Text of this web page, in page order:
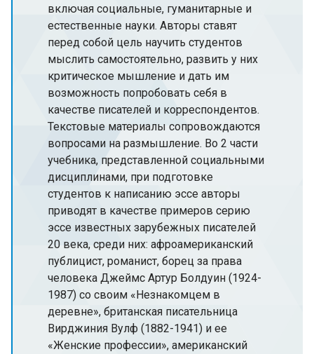
включая социальные, гуманитарные и
естественные науки. Авторы ставят
перед собой цель научить студентов
мыслить самостоятельно, развить у них
критическое мышление и дать им
возможность попробовать себя в
качестве писателей и корреспондентов.
Текстовые материалы сопровождаются
вопросами на размышление. Во 2 части
учебника, представленной социальными
дисциплинами, при подготовке
студентов к написанию эссе авторы
приводят в качестве примеров серию
эссе известных зарубежных писателей
20 века, среди них: афроамериканский
публицист, романист, борец за права
человека Джеймс Артур Болдуин (1924-
1987) со своим «Незнакомцем в
деревне», британская писательница
Вирджиния Вулф (1882-1941) и ее
«Женские профессии», американский